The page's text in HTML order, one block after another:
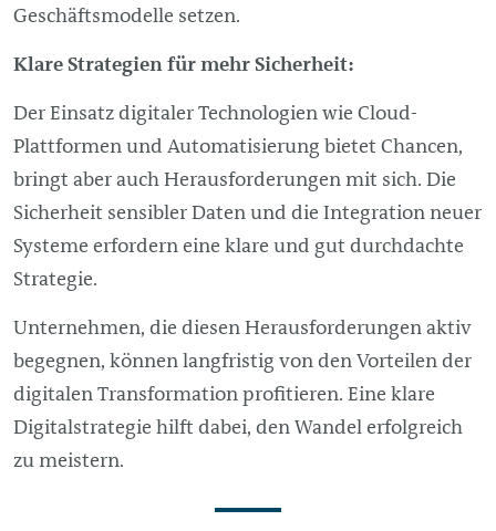
Geschäftsmodelle setzen.
Klare Strategien für mehr Sicherheit:
Der Einsatz digitaler Technologien wie Cloud-
Plattformen und Automatisierung bietet Chancen,
bringt aber auch Herausforderungen mit sich. Die
Sicherheit sensibler Daten und die Integration neuer
Systeme erfordern eine klare und gut durchdachte
Strategie.
Unternehmen, die diesen Herausforderungen aktiv
begegnen, können langfristig von den Vorteilen der
digitalen Transformation profitieren. Eine klare
Digitalstrategie hilft dabei, den Wandel erfolgreich
zu meistern.